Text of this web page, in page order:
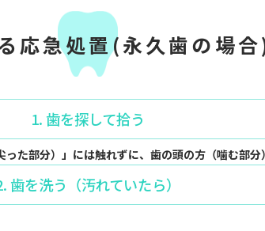
応急処置(永久歯の場合
1. 歯を探して拾う
った部分）」には触れずに、歯の頭の方（噛む部分
歯を洗う（汚れていたら）